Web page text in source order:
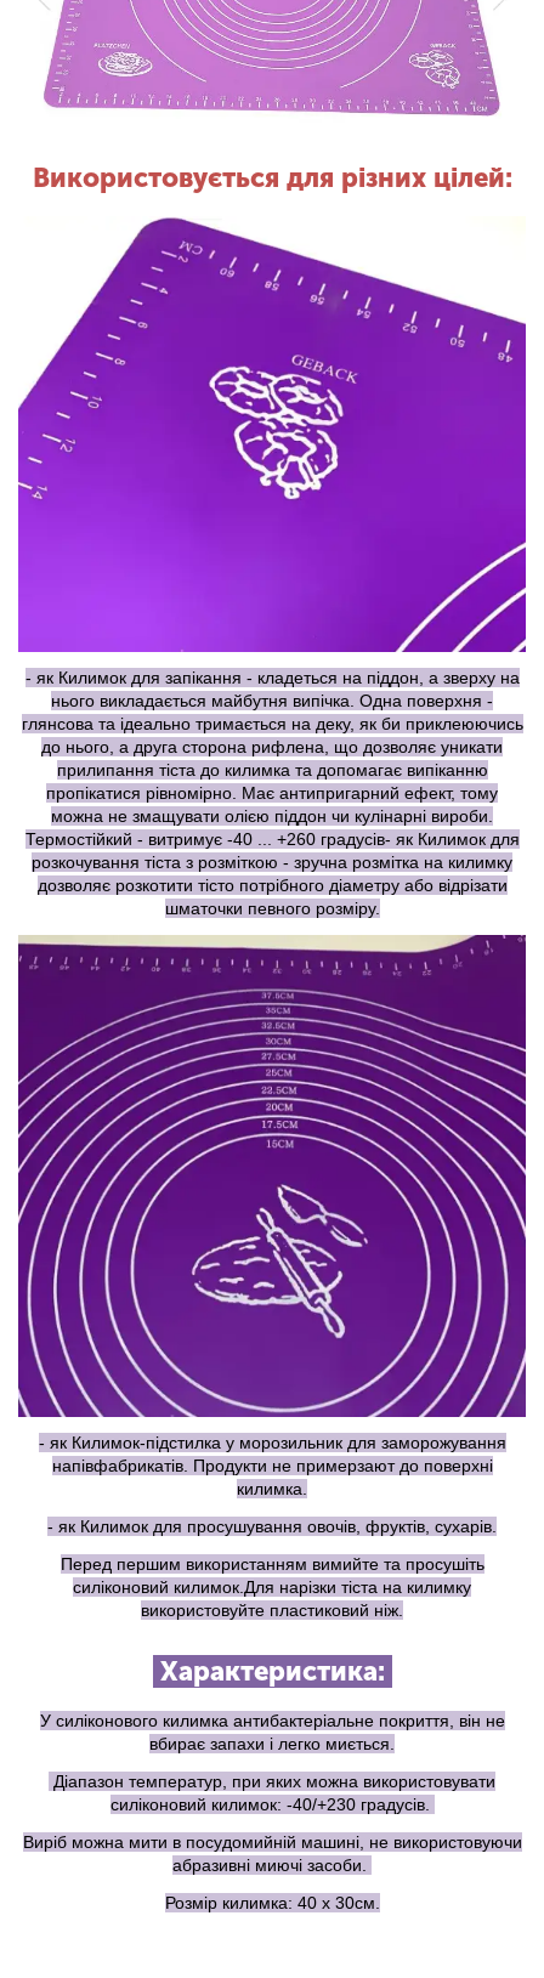
Використовується для різних цілей:
- як Килимок для запікання - кладеться на піддон, а зверху на
нього викладається майбутня випічка. Одна поверхня -
глянсова та ідеально тримається на деку, як би приклеюючись
до нього, а друга сторона рифлена, що дозволяє уникати
прилипання тіста до килимка та допомагає випіканню
пропікатися рівномірно. Має антипригарний ефект, тому
можна не змащувати олією піддон чи кулінарні вироби.
Термостійкий - витримує -40 ... +260 градусів- як Килимок для
розкочування тіста з розміткою - зручна розмітка на килимку
дозволяє розкотити тісто потрібного діаметру або відрізати
шматочки певного розміру.
- як Килимок-підстилка у морозильник для заморожування
напівфабрикатів. Продукти не примерзают до поверхні
килимка.
- як Килимок для просушування овочів, фруктів, сухарів.
Перед першим використанням вимийте та просушіть
силіконовий килимок.Для нарізки тіста на килимку
використовуйте пластиковий ніж.
Характеристика:
У силіконового килимка антибактеріальне покриття, він не
вбирає запахи і легко миється.
Діапазон температур, при яких можна використовувати
силіконовий килимок: -40/+230 градусів.
Виріб можна мити в посудомийній машині, не використовуючи
абразивні миючі засоби.
Розмір килимка: 40 х 30см.